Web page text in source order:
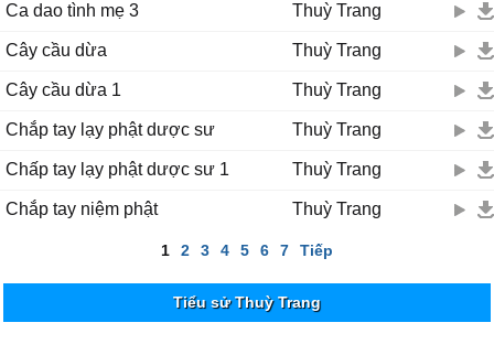
Ca dao tình mẹ 3 Thuỳ Trang
Cây cầu dừa Thuỳ Trang
Cây cầu dừa 1 Thuỳ Trang
Chắp tay lạy phật dược sư Thuỳ Trang
Chấp tay lạy phật dược sư 1 Thuỳ Trang
Chắp tay niệm phật Thuỳ Trang
1 2 3 4 5 6 7 Tiếp
Tiểu sử Thuỳ Trang